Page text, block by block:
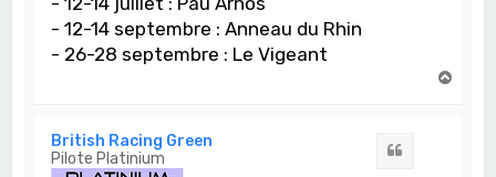
- 12-14 septembre : Anneau du Rhin
- 26-28 septembre : Le Vigeant
British Racing Green
Pilote Platinium